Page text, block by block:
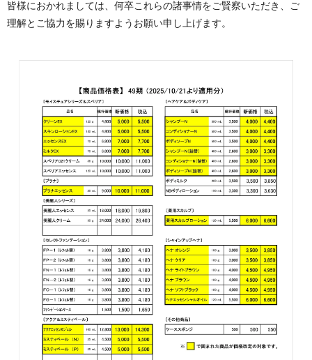
皆様におかれましては、何卒これらの諸事情をご賢察いただき、ご
理解とご協力を賜りますようお願い申し上げます。